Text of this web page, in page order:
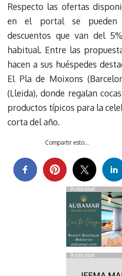
Respecto las ofertas
en el portal se pueden
descuentos que van del
habitual. Entre las
hacen a sus huéspedes
El Pla de Moixons
(Lleida), donde regalan
productos típicos para la
corta del año.
Compartir esto...
Publicidad
Publicidad